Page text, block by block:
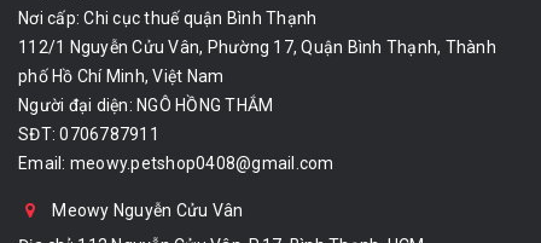
Nơi cấp: Chi cục thuế quận Bình Thạnh
112/1 Nguyễn Cửu Vân, Phường 17, Quận Bình Thạnh, Thành
phố Hồ Chí Minh, Việt Nam
Người đại diện: NGÔ HỒNG THẮM
SĐT: 0706787911
Email: meowy.petshop0408@gmail.com
Meowy Nguyễn Cửu Vân